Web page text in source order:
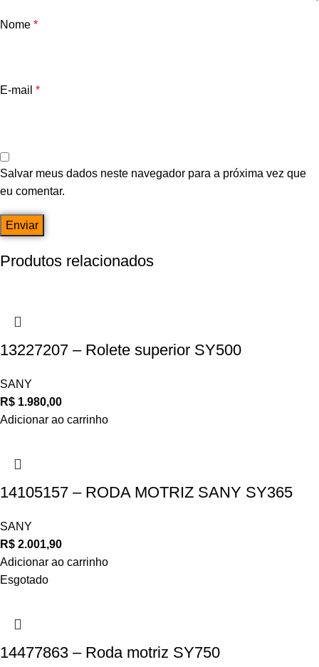
Nome *
E-mail *
Salvar meus dados neste navegador para a próxima vez que
eu comentar.
Produtos relacionados
13227207 – Rolete superior SY500
SANY
R$ 1.980,00
Adicionar ao carrinho
14105157 – RODA MOTRIZ SANY SY365
SANY
R$ 2.001,90
Adicionar ao carrinho
Esgotado
14477863 – Roda motriz SY750